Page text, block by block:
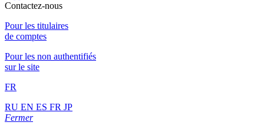
Contactez-nous
Pour les titulaires
de comptes
Pour les non authentifiés
sur le site
FR
RU EN ES FR JP
Fermer